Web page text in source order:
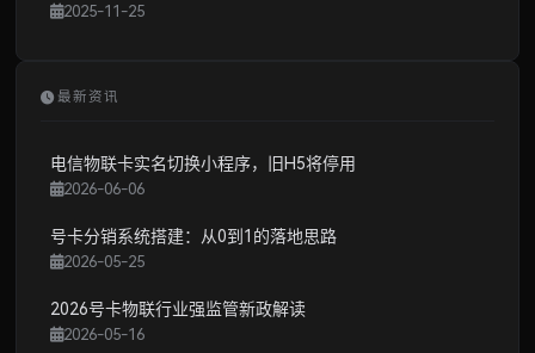
2025-11-25
最新资讯
电信物联卡实名切换小程序，旧H5将停用
2026-06-06
号卡分销系统搭建：从0到1的落地思路
2026-05-25
2026号卡物联行业强监管新政解读
2026-05-16